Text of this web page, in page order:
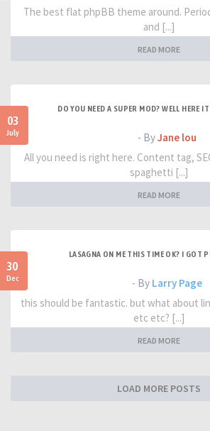
The best flat phpBB theme around.
and [...]
READ MORE
03
July
DO YOU NEED A SUPER MOD? WELL HERE
- ByJane lou
All you need is right here. Content tag,
spaghetti [...]
READ MORE
30
Dec
LASAGNA ON ME THIS TIME OK? I GOT
- By Larry Page
this should be fantastic. but what about
etc etc? [...]
READ MORE
LOAD MORE POSTS